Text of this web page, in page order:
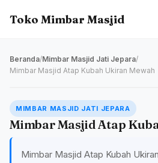
Toko Mimbar Masjid
Beranda/Mimbar Masjid Jati Jepara/
Mimbar Masjid Atap Kubah Ukiran Mewah
MIMBAR MASJID JATI JEPARA
Mimbar Masjid Atap
Mimbar Masjid Atap Kubah